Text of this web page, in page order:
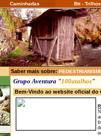
Caminhadas Btt - Trilhos
Saber mais sobre:
Grupo Aventura "100atalhos"
Bem-Vindo ao website oficial do